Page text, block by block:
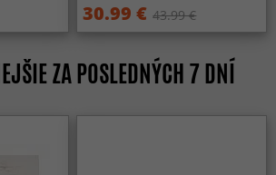
30.99 € 43.99 €
ZA POSLEDNÝCH 7 DNÍ